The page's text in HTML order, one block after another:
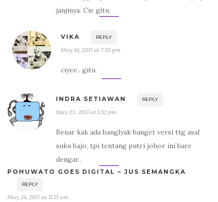
janjinya. Cie gitu.
VIKA REPLY
May 14, 2017 at 7:55 pm
ciyee.. gitu.
INDRA SETIAWAN REPLY
May 23, 2017 at 1:52 pm
Benar kak ada banglyak banget versi ttg asal
suku bajo, tpi tentang putri johor ini bare
dengar..
POHUWATO GOES DIGITAL – JUS SEMANGKA
REPLY
May 24, 2017 at 11:21 am